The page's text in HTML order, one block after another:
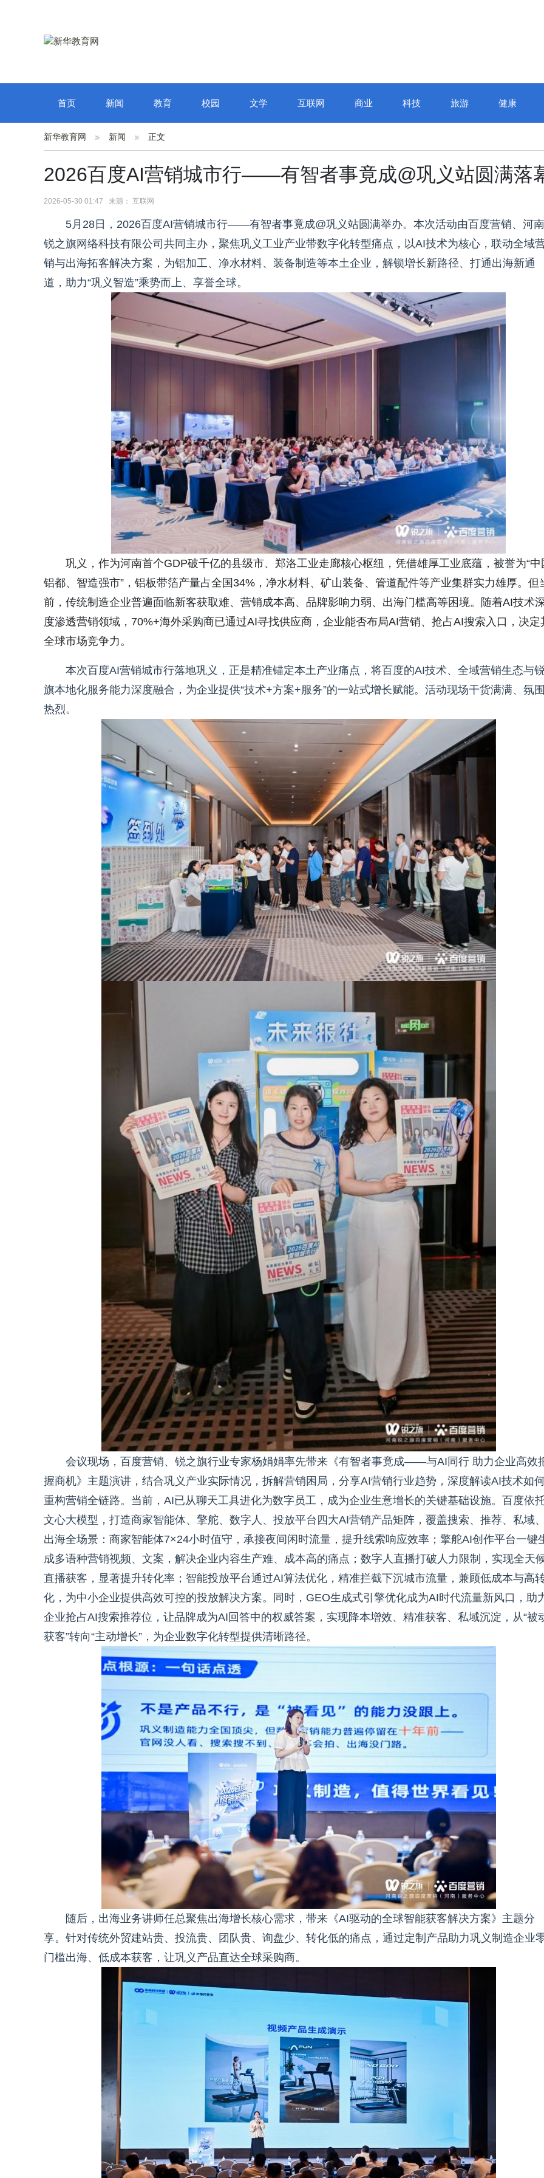
首页 新闻 教育 校园 文学 互联网 商业 科技 旅游 健康
新华教育网 新闻 正文
2026百度AI营销城市行——有智者事竟成@巩义站圆满落
2026-05-30 01:47 来源： 互联网
5月28日，2026百度AI营销城市行——有智者事竟成@巩义站圆满举办。本次活动由百度营销、河南
锐之旗网络科技有限公司共同主办，聚焦巩义工业产业带数字化转型痛点，以AI技术为核心，联动全域
销与出海拓客解决方案，为铝加工、净水材料、装备制造等本土企业，解锁增长新路径、打通出海新通
道，助力“巩义智造”乘势而上、享誉全球。
巩义，作为河南首个GDP破千亿的县级市、郑洛工业走廊核心枢纽，凭借雄厚工业底蕴，被誉为“中
铝都、智造强市”，铝板带箔产量占全国34%，净水材料、矿山装备、管道配件等产业集群实力雄厚。但
前，传统制造企业普遍面临新客获取难、营销成本高、品牌影响力弱、出海门槛高等困境。随着AI技术
度渗透营销领域，70%+海外采购商已通过AI寻找供应商，企业能否布局AI营销、抢占AI搜索入口，决定
全球市场竞争力。
本次百度AI营销城市行落地巩义，正是精准锚定本土产业痛点，将百度的AI技术、全域营销生态与
旗本地化服务能力深度融合，为企业提供“技术+方案+服务”的一站式增长赋能。活动现场干货满满、氛围
热烈。
会议现场，百度营销、锐之旗行业专家杨娟娟率先带来《有智者事竟成——与AI同行 助力企业高效
握商机》主题演讲，结合巩义产业实际情况，拆解营销困局，分享AI营销行业趋势，深度解读AI技术如
重构营销全链路。当前，AI已从聊天工具进化为数字员工，成为企业生意增长的关键基础设施。百度依
文心大模型，打造商家智能体、擎舵、数字人、投放平台四大AI营销产品矩阵，覆盖搜索、推荐、私域、
出海全场景：商家智能体7×24小时值守，承接夜间闲时流量，提升线索响应效率；擎舵AI创作平台一键
成多语种营销视频、文案，解决企业内容生产难、成本高的痛点；数字人直播打破人力限制，实现全天
直播获客，显著提升转化率；智能投放平台通过AI算法优化，精准拦截下沉城市流量，兼顾低成本与高
化，为中小企业提供高效可控的投放解决方案。同时，GEO生成式引擎优化成为AI时代流量新风口，助
企业抢占AI搜索推荐位，让品牌成为AI回答中的权威答案，实现降本增效、精准获客、私域沉淀，从“被
获客”转向“主动增长”，为企业数字化转型提供清晰路径。
随后，出海业务讲师任总聚焦出海增长核心需求，带来《AI驱动的全球智能获客解决方案》主题分
享。针对传统外贸建站贵、投流贵、团队贵、询盘少、转化低的痛点，通过定制产品助力巩义制造企业
门槛出海、低成本获客，让巩义产品直达全球采购商。